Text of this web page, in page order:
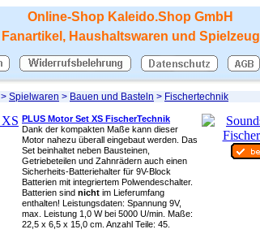
Online-Shop Kaleido.Shop GmbH
Fanartikel, Haushaltswaren und Spielzeug
> Spielwaren > Bauen und Basteln > Fischertechnik
PLUS Motor Set XS FischerTechnik
Dank der kompakten Maße kann dieser
Motor nahezu überall eingebaut werden. Das
Set beinhaltet neben Bausteinen,
Getriebeteilen und Zahnrädern auch einen
Sicherheits-Batteriehalter für 9V-Block
Batterien mit integriertem Polwendeschalter.
Batterien sind nicht im Lieferumfang
enthalten! Leistungsdaten: Spannung 9V,
max. Leistung 1,0 W bei 5000 U/min. Maße:
22,5 x 6,5 x 15,0 cm. Anzahl Teile: 45.